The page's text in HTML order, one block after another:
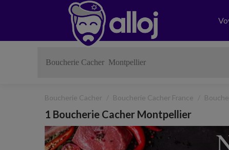
Boucherie Cacher Boucherie Cacher France
1 Boucherie Cacher Montpellier